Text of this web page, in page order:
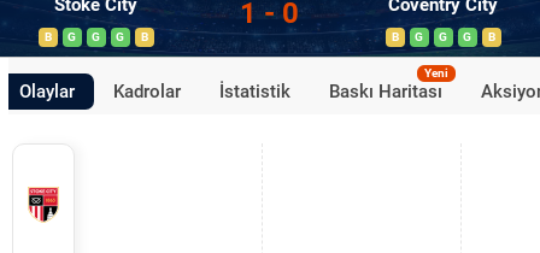
Stoke City
B G G G B
1 - 0 Coventry City
B G G G B
Olaylar Kadrolar İstatistik Baskı Haritası
Yeni